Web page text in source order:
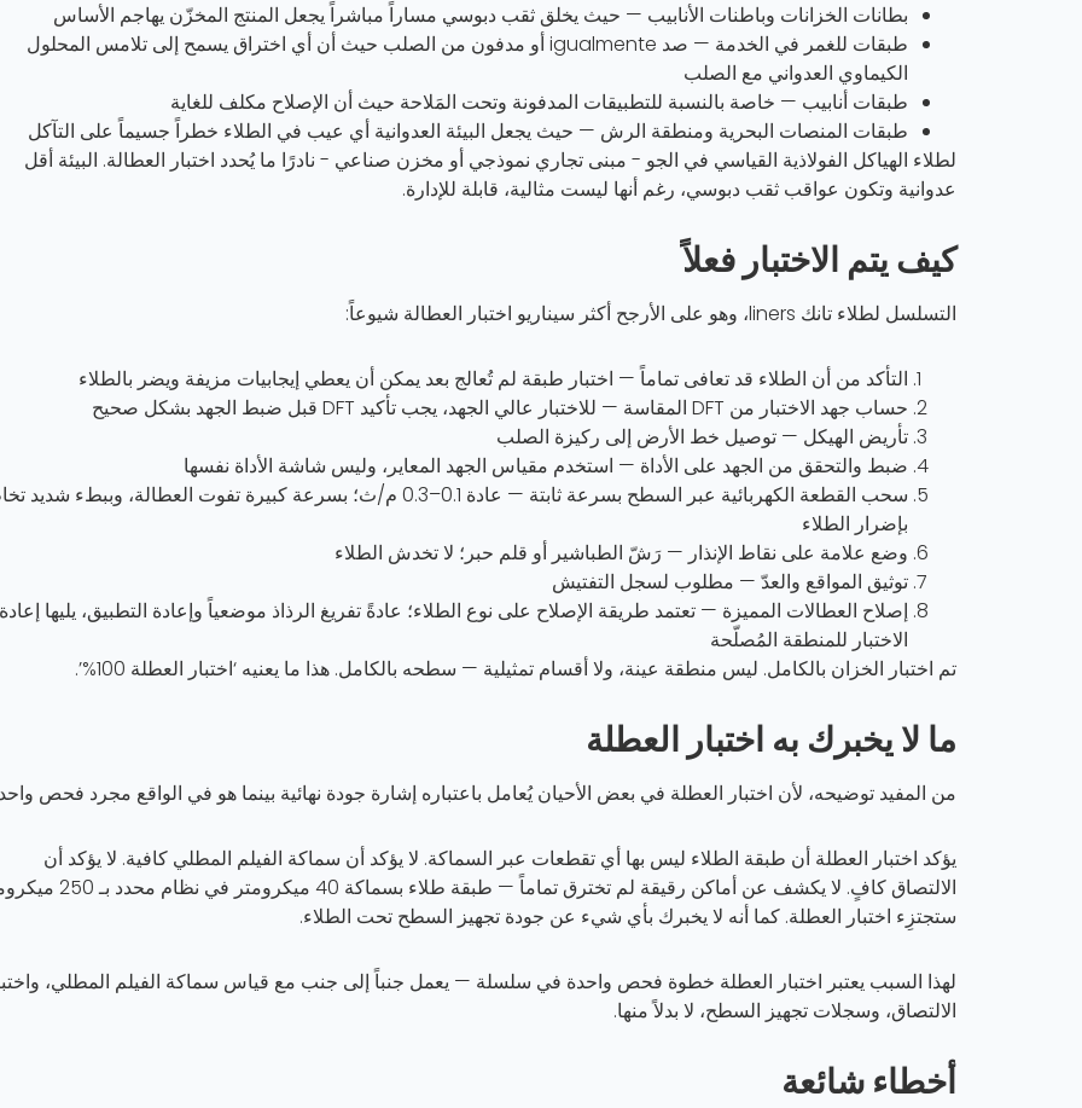
بطانات الخزانات وباطنات الأنابيب — حيث يخلق ثقب دبوسي مساراً مباشراً يجعل المنتج المخزّن يهاجم الأساس
طبقات للغمر في الخدمة
— صد igualmente أو مدفون من الصلب حيث أن أي اختراق يسمح إلى تلامس المحلول
الكيماوي العدواني مع الصلب
طبقات أنابيب — خاصة بالنسبة للتطبيقات المدفونة وتحت المَلاحة حيث أن الإصلاح مكلف للغاية
طبقات المنصات البحرية ومنطقة الرش — حيث يجعل البيئة العدوانية أي عيب في الطلاء خطراً جسيماً على التآكل
لطلاء الهياكل الفولاذية القياسي في الجو - مبنى تجاري نموذجي أو مخزن صناعي - نادرًا ما يُحدد اختبار العطالة. البيئة أقل
عدوانية وتكون عواقب ثقب دبوسي، رغم أنها ليست مثالية، قابلة للإدارة.
كيف يتم الاختبار فعلاً
التسلسل لطلاء تانك liners، وهو على الأرجح أكثر سيناريو اختبار العطالة شيوعاً:
التأكد من أن الطلاء قد تعافى تماماً — اختبار طبقة لم تُعالج بعد يمكن أن يعطي إيجابيات مزيفة ويضر بالطلاء
حساب جهد الاختبار من DFT المقاسة — للاختبار عالي الجهد، يجب تأكيد DFT قبل ضبط الجهد بشكل صحيح
تأريض الهيكل — توصيل خط الأرض إلى ركيزة الصلب
ضبط والتحقق من الجهد على الأداة — استخدم مقياس الجهد المعاير، وليس شاشة الأداة نفسها
سحب القطعة الكهربائية عبر السطح بسرعة ثابتة — عادة 0.1–0.3 م/ث؛ بسرعة كبيرة تفوت العطالة، وببطء
بإضرار الطلاء
وضع علامة على نقاط الإنذار — رَشّ الطباشير أو قلم حبر؛ لا تخدش الطلاء
توثيق المواقع والعدّ — مطلوب لسجل التفتيش
إصلاح العطالات المميزة — تعتمد طريقة الإصلاح على نوع الطلاء؛ عادةً تفريغ الرذاذ موضعياً وإعادة التطبيق، يليها إعادة
الاختبار للمنطقة المُصلّحة
تم اختبار الخزان بالكامل. ليس منطقة عينة، ولا أقسام تمثيلية — سطحه بالكامل. هذا ما يعنيه ‘اختبار العطلة 100%’.
ما لا يخبرك به اختبار العطلة
من المفيد توضيحه، لأن اختبار العطلة في بعض الأحيان يُعامل باعتباره إشارة جودة نهائية بينما هو في الواقع مجرد فحص
يؤكد اختبار العطلة أن طبقة الطلاء ليس بها أي تقطعات عبر السماكة. لا يؤكد أن سماكة الفيلم المطلي كافية. لا يؤكد أن
الالتصاق كافٍ. لا يكشف عن أماكن رقيقة لم تخترق تماماً
— طبقة طلاء بسماكة 40 ميكرومتر في نظام
ستجتزِء اختبار العطلة. كما أنه لا يخبرك بأي شيء عن جودة تجهيز السطح تحت الطلاء.
لهذا السبب يعتبر اختبار العطلة خطوة فحص واحدة في سلسلة — يعمل جنباً إلى جنب مع قياس سماكة الفيلم المطلي،
الالتصاق، وسجلات تجهيز السطح، لا بدلاً منها.
أخطاء شائعة